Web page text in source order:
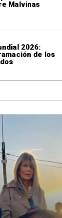
Malvinas
2026:
de los